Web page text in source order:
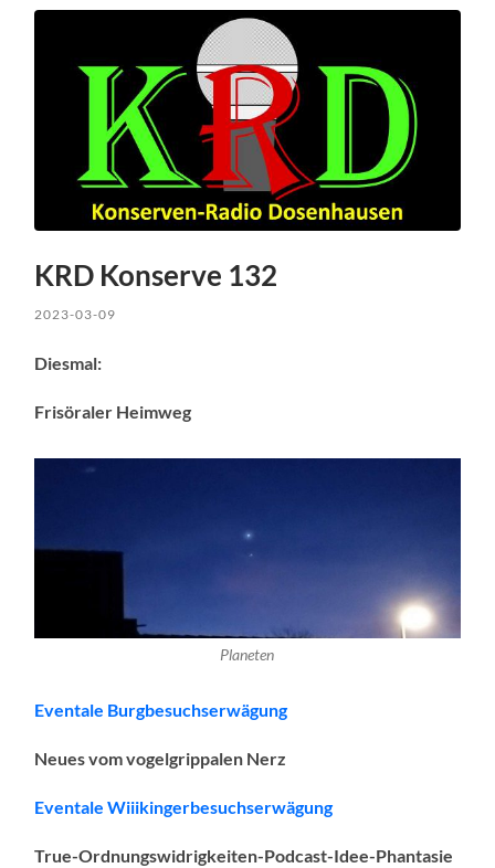
KRD Konserve 132
2023-03-09
Diesmal:
Frisöraler Heimweg
Planeten
Eventale Burgbesuchserwägung
Neues vom vogelgrippalen Nerz
Eventale Wiiikingerbesuchserwägung
True-Ordnungswidrigkeiten-Podcast-Idee-Phantasie